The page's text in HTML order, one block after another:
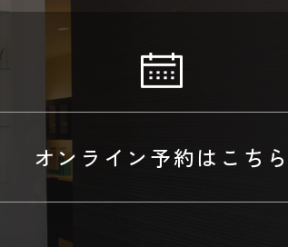
オンライン予約はこちら